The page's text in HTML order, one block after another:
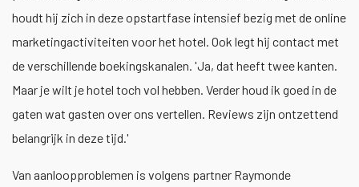
houdt hij zich in deze opstartfase intensief bezig met de online
marketingactiviteiten voor het hotel. Ook legt hij contact met
de verschillende boekingskanalen. 'Ja, dat heeft twee kanten.
Maar je wilt je hotel toch vol hebben. Verder houd ik goed in de
gaten wat gasten over ons vertellen. Reviews zijn ontzettend
belangrijk in deze tijd.'
Van aanloopproblemen is volgens partner Raymonde